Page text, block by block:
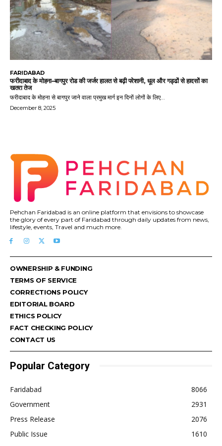
FARIDABAD
फरीदाबाद के मोहना–बागपुर रोड की जर्जर हालत से बढ़ी परेशानी, धूल और गड्ढों से हादसों का
खतरा तेज
फरीदाबाद के मोहना से बागपुर जाने वाला प्रमुख मार्ग इन दिनों लोगों के लिए...
December 8, 2025
Pehchan Faridabad is an online platform that envisions to showcase
the glory of every part of Faridabad through daily updates from news,
lifestyle, events, Travel and much more.
OWNERSHIP & FUNDING
TERMS OF SERVICE
CORRECTIONS POLICY
EDITORIAL BOARD
ETHICS POLICY
FACT CHECKING POLICY
CONTACT US
Popular Category
Faridabad
8066
Government
2931
Press Release
2076
Public Issue
1610